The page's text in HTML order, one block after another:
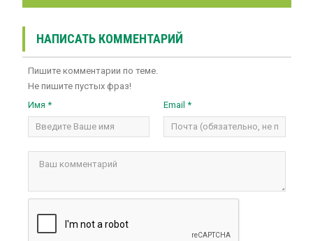
НАПИСАТЬ КОММЕНТАРИЙ
Пишите комментарии по теме.
Не пишите пустых фраз!
Имя *
Email *